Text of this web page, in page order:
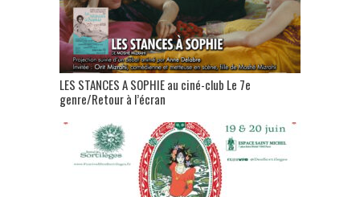
LES STANCES A SOPHIE au ciné-club Le 7e
genre/Retour à l’écran